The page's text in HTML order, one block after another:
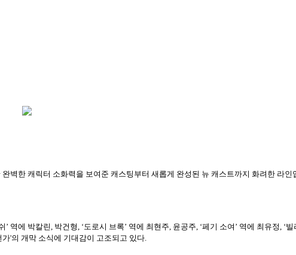
한 캐릭터 소화력을 보여준 캐스팅부터 새롭게 완성된 뉴 캐스트까지 화려한 라인
에 박칼린, 박건형, ‘도로시 브록’ 역에 최현주, 윤공주, ‘페기 소여’ 역에 최유정, ‘
'의 개막 소식에 기대감이 고조되고 있다.